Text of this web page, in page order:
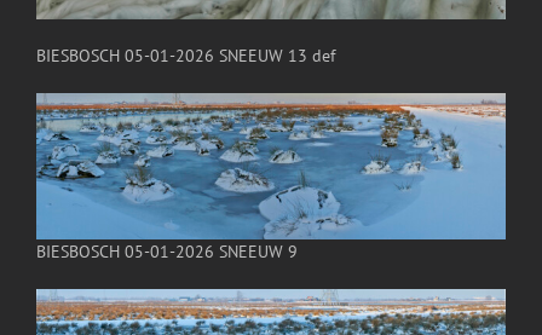
BIESBOSCH 05-01-2026 SNEEUW 13 def
BIESBOSCH 05-01-2026 SNEEUW 9